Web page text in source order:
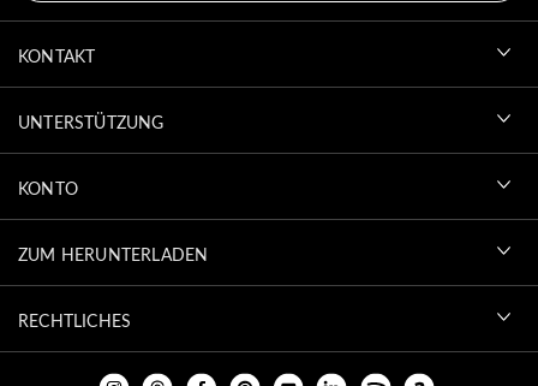
KONTAKT
UNTERSTÜTZUNG
KONTO
ZUM HERUNTERLADEN
RECHTLICHES